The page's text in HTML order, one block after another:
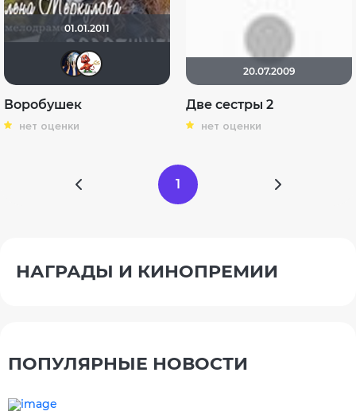
01.01.2011
Диян Кръстев
Katericha
Воробушек
нет оценки
20.07.2009
Две сестры 2
нет оценки
1
НАГРАДЫ И КИНОПРЕМИИ
ПОПУЛЯРНЫЕ НОВОСТИ